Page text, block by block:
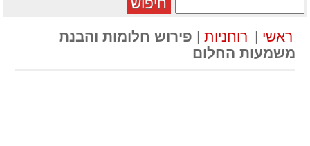
חיפוש
ראשי | רוחניות | פירוש חלומות והבנת
משמעות החלום